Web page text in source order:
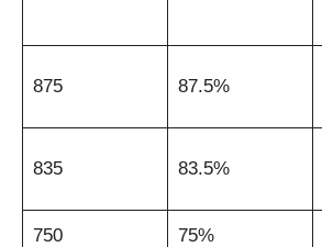
875 87.5%
835 83.5%
750 75%